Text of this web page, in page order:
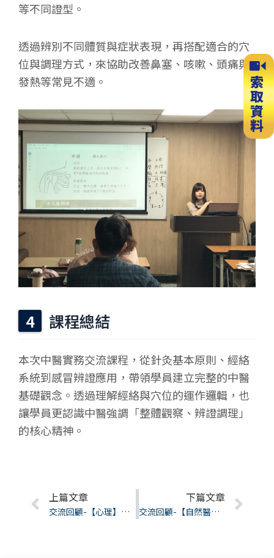
等不同證型。
透過辨別不同體質與症狀表現，再搭配適合的穴
位與調理方式，來協助改善鼻塞、咳嗽、頭痛與
發熱等常見不適。
課程總結
本次中醫實務交流課程，從針灸基本原則、經絡
系統到感冒辨證應用，帶領學員建立完整的中醫
基礎觀念。透過理解經絡與穴位的運作邏輯，也
讓學員更認識中醫強調「整體觀察、辨證調理」
的核心精神。
Prev
上篇文章
交流回顧-【心理】從卡普曼戲劇三角看見關係中的角色循環
下篇文章
交流回顧-【自然醫學】筋膜動力鏈與關節結構調理